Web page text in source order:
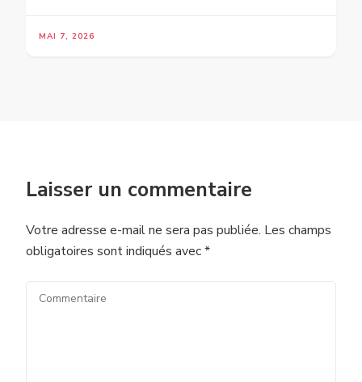
MAI 7, 2026
Laisser un commentaire
Votre adresse e-mail ne sera pas publiée. Les champs
obligatoires sont indiqués avec*